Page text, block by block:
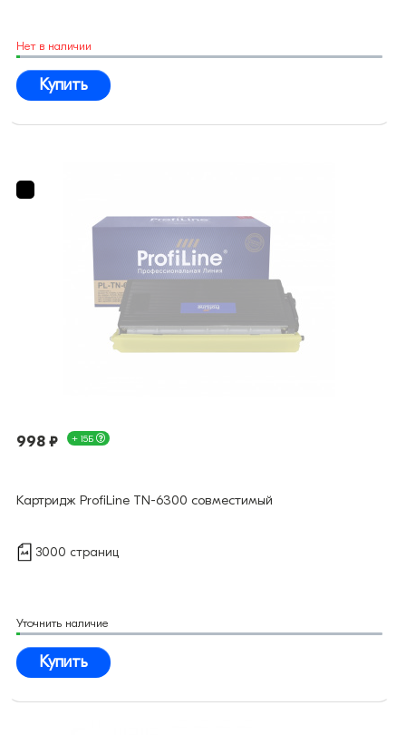
Нет в наличии
Купить
998 ₽ + 15Б
Картридж ProfiLine TN-6300 совместимый
3000 страниц
Уточнить наличие
Купить